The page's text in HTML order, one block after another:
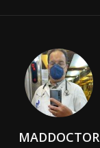
MADDOCTOR